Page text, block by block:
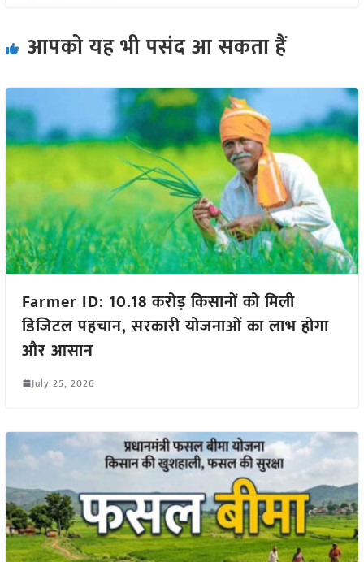
आपको यह भी पसंद आ सकता हैं
Farmer ID: 10.18 करोड़ किसानों को मिली
डिजिटल पहचान, सरकारी योजनाओं का लाभ होगा
और आसान
July 25, 2026